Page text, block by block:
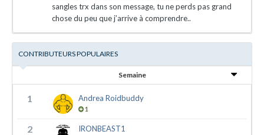
sangles trx dans son message, tu ne perds pas grand
chose du peu que j’arrive à comprendre..
CONTRIBUTEURS POPULAIRES
Semaine
1 Andrea Roidbuddy
1
2 IRONBEAST1